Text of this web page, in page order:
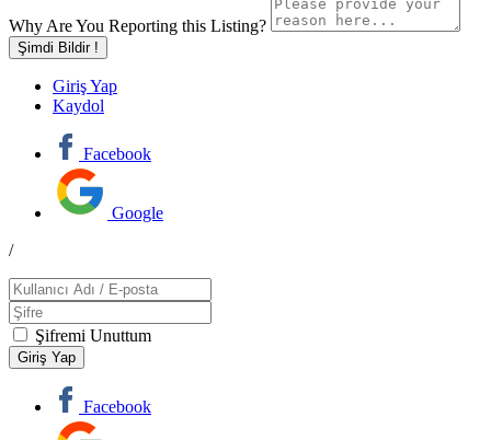
Why Are You Reporting this Listing?
Şimdi Bildir !
Giriş Yap
Kaydol
Facebook
Google
/
Şifremi Unuttum
Facebook